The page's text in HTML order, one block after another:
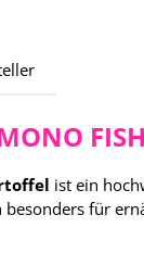
ist ein
für